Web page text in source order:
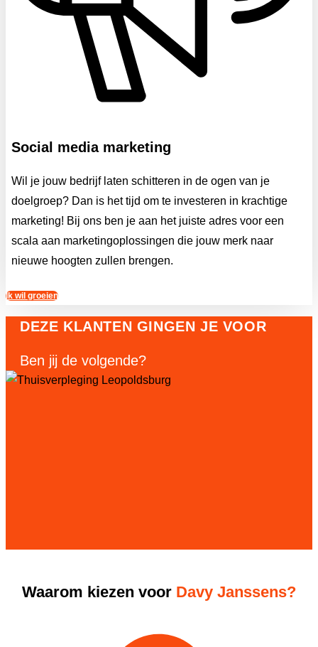
Social media marketing
Wil je jouw bedrijf laten schitteren in de ogen van je
doelgroep? Dan is het tijd om te investeren in krachtige
marketing! Bij ons ben je aan het juiste adres voor een
scala aan marketingoplossingen die jouw merk naar
nieuwe hoogten zullen brengen.
Ik wil groeien
DEZE KLANTEN GINGEN JE VOOR
Ben jij de volgende?
Waarom kiezen voor Davy Janssens?